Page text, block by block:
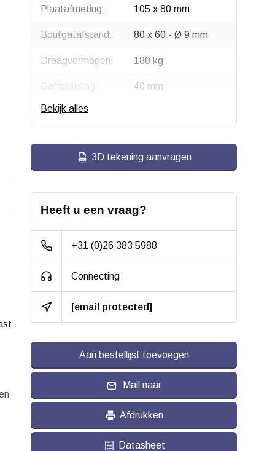
Plaatafmeting: 105 x 80 mm
Boutgatafstand: 80 x 60 - Ø 9 mm
Draagvermogen: 180 kg
Gaffeluitslag: 40 mm
Type wiel:
Staal, verzinkt
Wiellager:
Dubbel kogellager,
evenredig
Bandage:
Hardheid band: ca. 70 shore A
Rolweerstand:
Geluiddempend:
Temperatuur: - 20 / + 60 °C
Bekijk alles
3D tekening aanvragen
Heeft u een vraag?
+31 (0)26 383 5988
Connecting
[email protected]
Aan bestellijst toevoegen
Mail naar
Afdrukken
Datasheet